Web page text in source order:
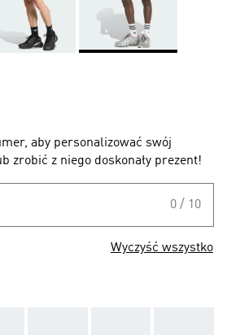
aby personalizować swój
zrobić z niego doskonały prezent!
0 / 10
Wyczyść wszystko